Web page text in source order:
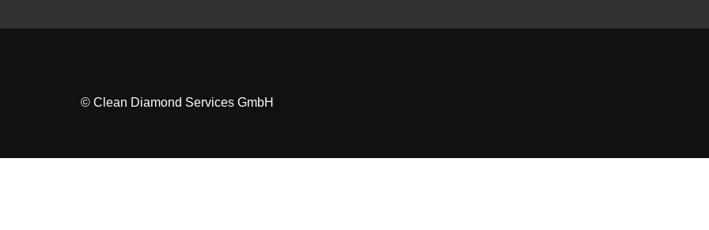
© Clean Diamond Services GmbH